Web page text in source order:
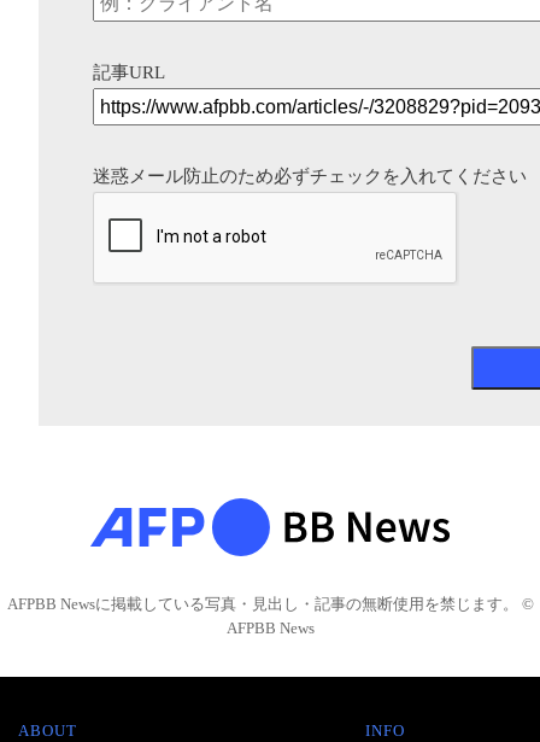
記事URL
迷惑メール防止のため必ずチェックを入れてください
AFPBB Newsに掲載している写真・見出し・記事の無断使用を禁じます。 ©
AFPBB News
ABOUT INFO